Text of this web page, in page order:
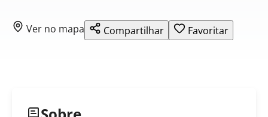
Ver no mapa Compartilhar Favoritar